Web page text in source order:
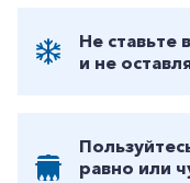
Не ставьте
и не
равно или